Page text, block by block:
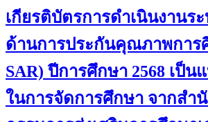
เกียรติบัตรการดำเนินงานร
ด้านการประกันคุณภาพการ
SAR) ปีการศึกษา 2568 เป็น
ในการจัดการศึกษา จากสำ